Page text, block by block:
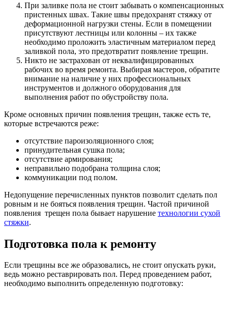
При заливке пола не стоит забывать о компенсационных
пристенных швах. Такие швы предохранят стяжку от
деформационной нагрузки стены. Если в помещении
присутствуют лестницы или колонны – их также
необходимо проложить эластичным материалом перед
заливкой пола, это предотвратит появление трещин.
Никто не застрахован от неквалифицированных
рабочих во время ремонта. Выбирая мастеров, обратите
внимание на наличие у них профессиональных
инструментов и должного оборудования для
выполнения работ по обустройству пола.
Кроме основных причин появления трещин, также есть те,
которые встречаются реже:
отсутствие пароизоляционного слоя;
принудительная сушка пола;
отсутствие армирования;
неправильно подобрана толщина слоя;
коммуникации под полом.
Недопущение перечисленных пунктов позволит сделать пол
ровным и не бояться появления трещин. Частой причиной
появления трещен пола бывает нарушение технологии сухой
стяжки.
Подготовка пола к ремонту
Если трещины все же образовались, не стоит опускать руки,
ведь можно реставрировать пол. Перед проведением работ,
необходимо выполнить определенную подготовку: